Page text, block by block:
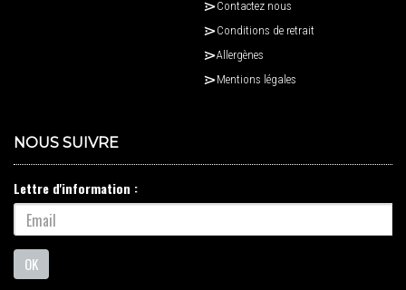
Contactez nous
Conditions de retrait
Allergènes
Mentions légales
NOUS SUIVRE
Lettre d'information :
OK